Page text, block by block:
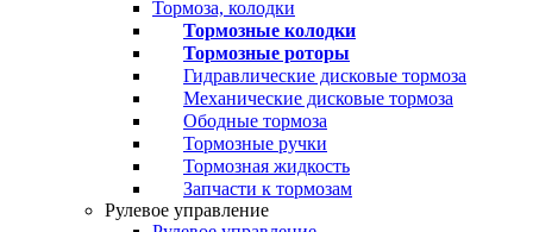
Тормоза, колодки
Тормозные колодки
Тормозные роторы
Гидравлические дисковые тормоза
Механические дисковые тормоза
Ободные тормоза
Тормозные ручки
Тормозная жидкость
Запчасти к тормозам
Рулевое управление